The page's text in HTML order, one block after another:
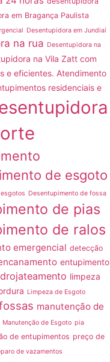
em Bragança Paulista
Desentupidora em Jundiaí
na rua Desentupidora na
na Vila Zatt com
e eficientes. Atendimento
residenciais e
de esgoto
Desentupimento de fossa
de pias
de ralos
emergencial detecção
entupimento
limpeza
Limpeza de Esgoto
manutenção de
Manutenção de Esgoto pia
de entupimentos preço de
de vazamentos